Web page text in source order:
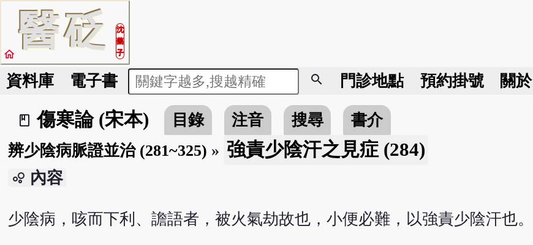
醫砭
沈
藥
子
home
資料庫 電子書 search 門診地點 預約掛號 關於
book_2
傷寒論 (宋本) 目錄 注音 搜尋
書介
辨少陰病脈證並治 (281~325) » 強責少陰汗之見症 (284)
bubble_chart 內容
少陰病，咳而下利、譫語者，被火氣劫故也，小便必難，以強責少陰汗也。